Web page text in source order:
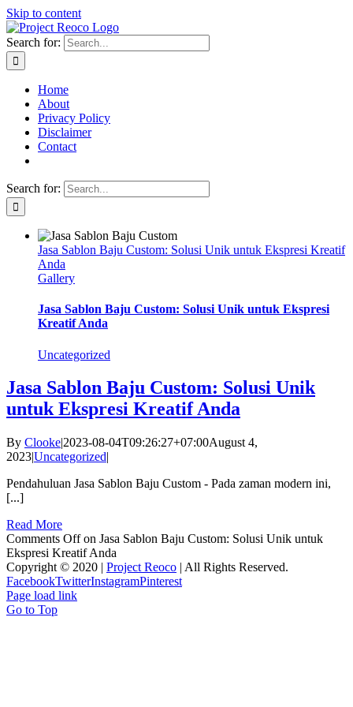
Skip to content
Search for:
Home
About
Privacy Policy
Disclaimer
Contact
Search for:
Jasa Sablon Baju Custom: Solusi Unik untuk Ekspresi Kreatif
Anda
Gallery
Jasa Sablon Baju Custom: Solusi Unik untuk Ekspresi
Kreatif Anda
Uncategorized
Jasa Sablon Baju Custom: Solusi Unik
untuk Ekspresi Kreatif Anda
By Clooke|2023-08-04T09:26:27+07:00August 4,
2023|Uncategorized|
Pendahuluan Jasa Sablon Baju Custom - Pada zaman modern ini,
[...]
Read More
Comments Offon Jasa Sablon Baju Custom: Solusi Unik untuk
Ekspresi Kreatif Anda
Copyright © 2020 | Project Reoco | All Rights Reserved.
FacebookTwitterInstagramPinterest
Page load link
Go to Top